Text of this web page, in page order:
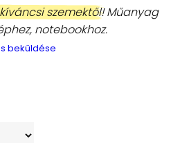
szemektől!Műanyag
notebookhoz.
beküldése